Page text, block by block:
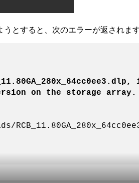
とすると、次のエラーが返されます
on the storage